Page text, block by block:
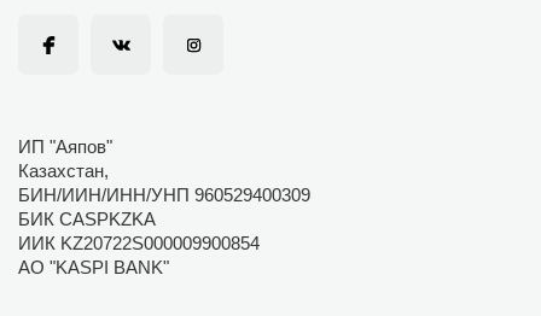
ИП "Аяпов"
Казахстан,
БИН/ИИН/ИНН/УНП 960529400309
БИК CASPKZKA
ИИК KZ20722S000009900854
АО "KASPI BANK"